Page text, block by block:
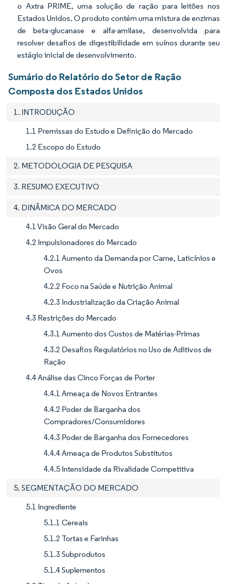
o Axtra PRIME, uma solução de ração para leitões nos
Estados Unidos. O produto contém uma mistura de enzimas
de beta-glucanase e alfa-amilase, desenvolvida para
resolver desafios de digestibilidade em suínos durante seu
estágio inicial de desenvolvimento.
Sumário do Relatório do Setor de Ração
Composta dos Estados Unidos
1. INTRODUÇÃO
1.1 Premissas do Estudo e Definição do Mercado
1.2 Escopo do Estudo
2. METODOLOGIA DE PESQUISA
3. RESUMO EXECUTIVO
4. DINÂMICA DO MERCADO
4.1 Visão Geral do Mercado
4.2 Impulsionadores do Mercado
4.2.1 Aumento da Demanda por Carne, Laticínios e
Ovos
4.2.2 Foco na Saúde e Nutrição Animal
4.2.3 Industrialização da Criação Animal
4.3 Restrições do Mercado
4.3.1 Aumento dos Custos de Matérias-Primas
4.3.2 Desafios Regulatórios no Uso de Aditivos de
Ração
4.4 Análise das Cinco Forças de Porter
4.4.1 Ameaça de Novos Entrantes
4.4.2 Poder de Barganha dos
Compradores/Consumidores
4.4.3 Poder de Barganha dos Fornecedores
4.4.4 Ameaça de Produtos Substitutos
4.4.5 Intensidade da Rivalidade Competitiva
5. SEGMENTAÇÃO DO MERCADO
5.1 Ingrediente
5.1.1 Cereais
5.1.2 Tortas e Farinhas
5.1.3 Subprodutos
5.1.4 Suplementos